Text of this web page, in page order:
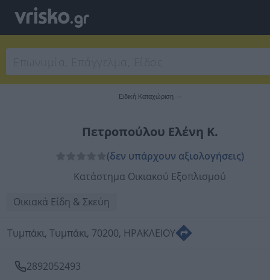
Ειδική Καταχώριση
Πετροπούλου Ελένη Κ.
(δεν υπάρχουν αξιολογήσεις)
Κατάστημα Οικιακού Εξοπλισμού
Οικιακά Είδη & Σκεύη
Τυμπάκι, Τυμπάκι, 70200, ΗΡΑΚΛΕΙΟΥ
2892052493